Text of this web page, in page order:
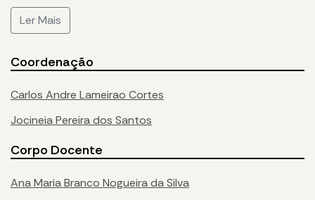
Ler Mais
Coordenação
Carlos Andre Lameirao Cortes
Jocineia Pereira dos Santos
Corpo Docente
Ana Maria Branco Nogueira da Silva